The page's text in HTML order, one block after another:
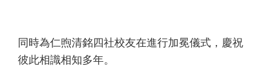
同時為仁煦清銘四社校友在進行加冕儀式，慶祝
彼此相識相知多年。